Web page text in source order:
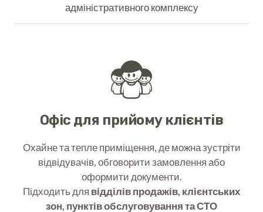
адміністративного комплексу
Офіс для прийому клієнтів
Охайне та тепле приміщення, де можна зустріти
відвідувачів, обговорити замовлення або
оформити документи.
Підходить для відділів продажів, клієнтських
зон, пунктів обслуговування та СТО